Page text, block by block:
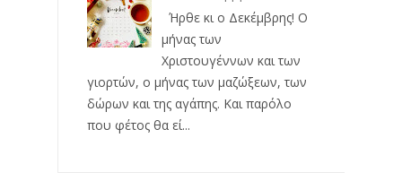
Ήρθε κι ο Δεκέμβρης! Ο
μήνας των
Χριστουγέννων και των
γιορτών, ο μήνας των μαζώξεων, των
δώρων και της αγάπης. Και παρόλο
που φέτος θα εί...